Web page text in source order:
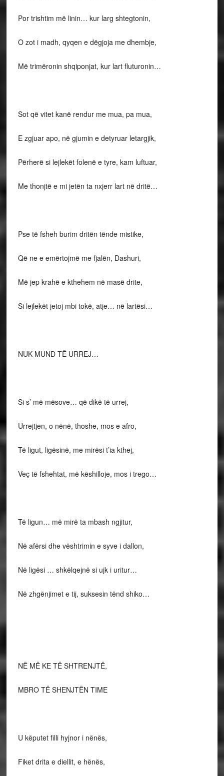
Por trishtim më linin… kur larg shtegtonin,
O zot i madh, qyqen e dëgjoja me dhembje,
Më trimëronin shqiponjat, kur lart fluturonin…
Sot që vitet kanë rendur me mua, pa mua,
E zgjuar apo, në gjumin e detyruar letargjik,
Përherë si lejlekët folenë e tyre, kam luftuar,
Me thonjtë e mi jetën ta nxjerr lart në dritë…
Pse të fsheh burim dritën tënde mistike,
Që ne e emërtojmë me fjalën, Dashuri,
Më jep krahë e kthehem në masë drite,
Si lejlekët jetoj mbi tokë, atje… në lartësi…
NUK MUND TË URREJ…
Si s’ më mësove… që dikë të urrej,
Urrejtjen, o nënë, thoshe, mos e afro,
Të ligut, ligësinë, me mirësi t’ia kthej,
Veç të fshehtat, më këshilloje, mos i trego…
Të ligun… më mirë ta mbash ngjitur,
Në afërsi dhe vështrimin e syve i dallon,
Në ligësi … shkëlqejnë si ujk i uritur…
Në zhgënjimet e tij, suksesin tënd shiko…
NË MË KE TË SHTRENJTË,
MBRO TË SHENJTËN TIME
U këputet filli hyjnor i nënës,
Fiket drita e diellit, e hënës,